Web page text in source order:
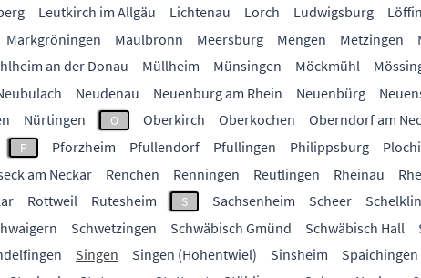
Leutkirch im Allgäu Lichtenau Lorch Ludwigsburg
Markgröningen Maulbronn Meersburg Mengen Metzingen
an der Donau Müllheim Münsingen Möckmühl
Neudenau Neuenburg am Rhein Neuenbürg
Nürtingen O Oberkirch Oberkochen Oberndorf am
P Pforzheim Pfullendorf Pfullingen Philippsburg
am Neckar Renchen Renningen Reutlingen Rheinau
Rottweil Rutesheim S Sachsenheim Scheer
Schwetzingen Schwäbisch Gmünd Schwäbisch Hall
Singen Singen (Hohentwiel) Sinsheim Spaichingen